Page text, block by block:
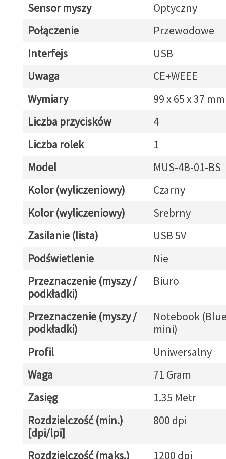
Sensor myszy
Optyczny
Połączenie
Przewodowe
Interfejs
USB
Uwaga
CE+WEEE
Wymiary
99 x 65 x 37 mm
Liczba przycisków
4
Liczba rolek
1
Model
MUS-4B-01-BS
Kolor (wyliczeniowy)
Czarny
Kolor (wyliczeniowy)
Srebrny
Zasilanie (lista)
USB 5V
Podświetlenie
Nie
Przeznaczenie (myszy /
podkładki)
Biuro
Przeznaczenie (myszy /
podkładki)
Notebook
mini)
Profil
Uniwersalny
Waga
71 Gram
Zasięg
1.35 Metr
Rozdzielczość (min.)
[dpi/lpi]
800 dpi
Rozdzielczość (maks.) 1200 dpi